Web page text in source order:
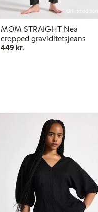
Online edition
MOM STRAIGHT Nea
cropped graviditetsjeans
449 kr.